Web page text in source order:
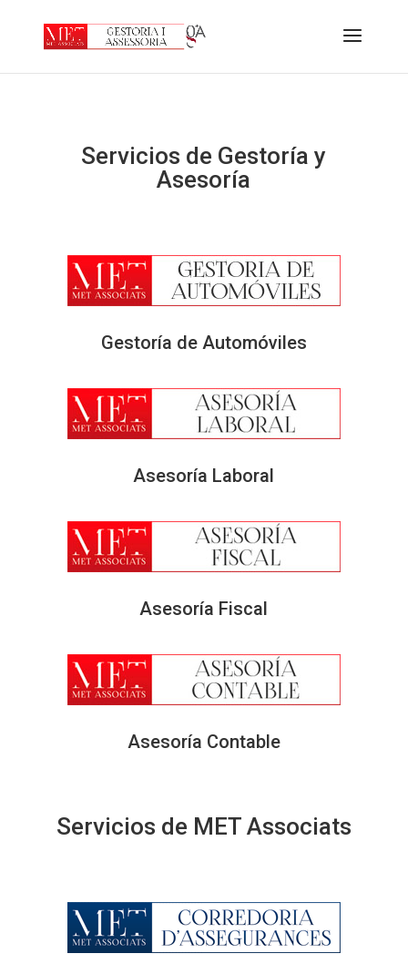
Servicios de Gestoría y
Asesoría
Gestoría de Automóviles
Asesoría Laboral
Asesoría Fiscal
Asesoría Contable
Servicios de MET Associats